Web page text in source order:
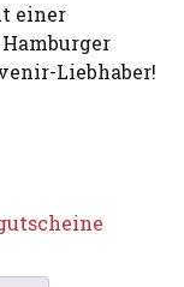
einer
Liebhaber!